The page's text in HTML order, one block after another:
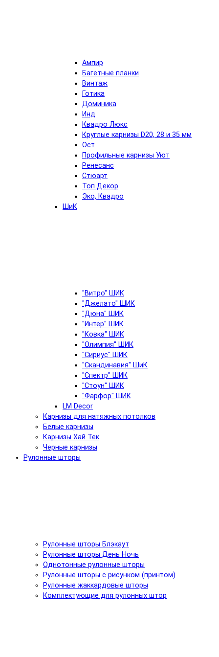
Ампир
Багетные планки
Винтаж
Готика
Доминика
Инд
Квадро Люкс
Круглые карнизы D20, 28 и 35 мм
Ост
Профильные карнизы Уют
Ренесанс
Стюарт
Топ Декор
Эко, Квадро
ШиК
"Витро" ШИК
"Джелато" ШИК
"Дюна" ШИК
"Интер" ШИК
"Ковка" ШИК
"Олимпия" ШИК
"Сириус" ШИК
"Скандинавия" ШиК
"Спектр" ШИК
"Стоун" ШИК
"Фарфор" ШИК
LM Decor
Карнизы для натяжных потолков
Белые карнизы
Карнизы Хай Тек
Черные карнизы
Рулонные шторы
Рулонные шторы Блэкаут
Рулонные шторы День Ночь
Однотонные рулонные шторы
Рулонные шторы с рисунком (принтом)
Рулонные жаккардовые шторы
Комплектующие для рулонных штор